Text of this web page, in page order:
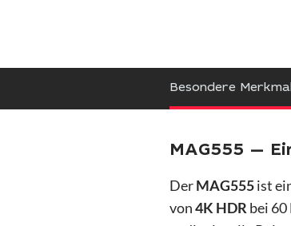
Besondere
MAG555 —
DerMAG555ist
von4K HDR bei